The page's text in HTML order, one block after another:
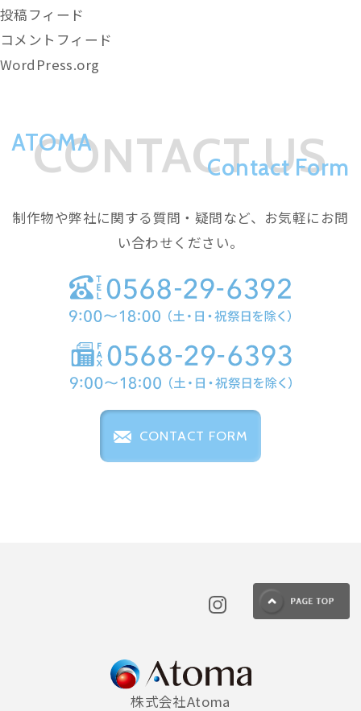
投稿フィード
コメントフィード
WordPress.org
CONTACT US
ATOMA
Contact Form
制作物や弊社に関する質問・疑問など、お気軽にお問
い合わせください。
CONTACT FORM
株式会社Atoma